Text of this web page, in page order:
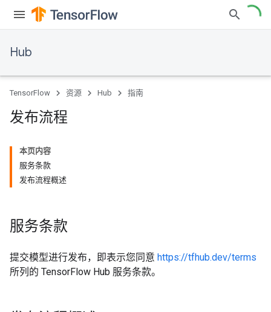
Hub
TensorFlow 资源 Hub 指南
发布流程
本页内容
服务条款
发布流程概述
服务条款
提交模型进行发布，即表示您同意 https://tfhub.dev/terms
所列的 TensorFlow Hub 服务条款。